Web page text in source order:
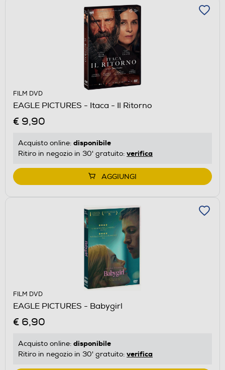
FILM DVD
EAGLE PICTURES - Itaca - Il Ritorno
€ 9,90
Acquisto online: disponibile
Ritiro in negozio in 30' gratuito: verifica
AGGIUNGI
FILM DVD
EAGLE PICTURES - Babygirl
€ 6,90
Acquisto online: disponibile
Ritiro in negozio in 30' gratuito: verifica